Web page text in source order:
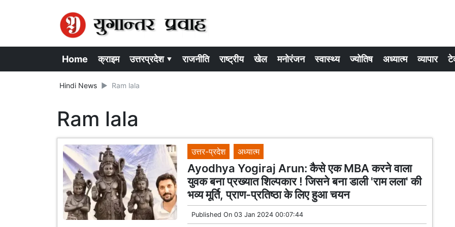
Home क्राइम उत्तरप्रदेश ▾ राजनीति राष्ट्रीय खेल मनोरंजन स्वास्थ्य ज्योतिष अध्यात्म व्यापार
Hindi News Ram lala
Ram lala
उत्तर-प्रदेश अध्यात्म
Ayodhya Yogiraj Arun: कैसे एक MBA करने वाला
युवक बना प्रख्यात शिल्पकार ! जिसने बना डाली 'राम लला' की
भव्य मूर्ति, प्राण-प्रतिष्ठा के लिए हुआ चयन
Published On 03 Jan 2024 00:07:44